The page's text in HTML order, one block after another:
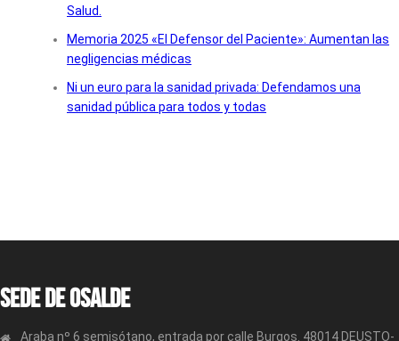
Salud.
Memoria 2025 «El Defensor del Paciente»: Aumentan las
negligencias médicas
Ni un euro para la sanidad privada: Defendamos una
sanidad pública para todos y todas
Sede de OSALDE
Araba nº 6 semisótano, entrada por calle Burgos. 48014 DEUSTO-